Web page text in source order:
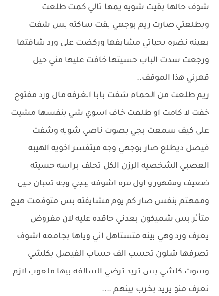
شوف حالها بقيت شويه يمها تالي كمت طلعت
وبطلعتي صارت ريم بوجهي بقت ساكته بس شفت
بعينه نضره بحياتي مشايفها وركضت على ورد شافتها
ورجعت سدت الباب حسيتها خافت عليها مني حيل
قهرني هذا الموقف..
ريم طلعت من الحمام شفت بابا الغرفه مال ورد مفتوح
خفت لا كامت او طلعت خاف اسوي شي بنفسها مشيت
على كيف سمعت بجي بصوت ناصي شويه وشفت
فيصل ديطلع صار بوجهي وجه ميتفسر اخويه الهيبه
العصبي الشخصيه الرزن الكل تحلف براسه حسيته
ضعيف ومقهور و اول مره اشوفه يبجي وجه تعبان حيل
وممهتم بنفس صار كم يوم مشايفته بس متوقعت هيج
متأثر بس شميكون بعدني حاقده عليه لان مفروض
يعرف ورد وهي بينه متستاهل اني وياها بجامعه اشوف
تصرفها شلون تحسب الف حساب الفيصل بكلشي
وسوت كلشي بس تريد ترضي السالفه بيها ملعوب لازم
نعرف منو يريد يخرب بينهم ....